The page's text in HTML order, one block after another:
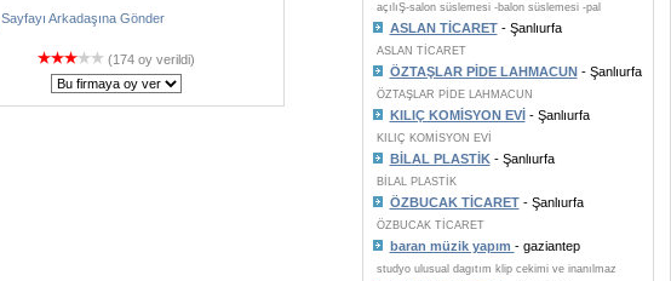
Sayfayı Arkadaşına Gönder
(174 oy verildi)
açılıŞ-salon süslemesi -balon süslemesi -pal
ASLAN TİCARET- Şanlıurfa
ASLAN TİCARET
ÖZTAŞLAR PİDE LAHMACUN- Şanlıurfa
ÖZTAŞLAR PİDE LAHMACUN
KILIÇ KOMİSYON EVİ- Şanlıurfa
KILIÇ KOMİSYON EVİ
BİLAL PLASTİK- Şanlıurfa
BİLAL PLASTİK
ÖZBUCAK TİCARET- Şanlıurfa
ÖZBUCAK TİCARET
baran müzik yapım - gaziantep
studyo ulusual dagıtım klip cekimi ve inanılmaz